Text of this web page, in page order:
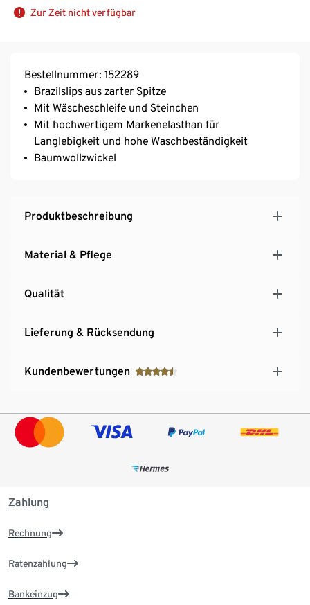
Zur Zeit nicht verfügbar
Bestellnummer: 152289
Brazilslips aus zarter Spitze
Mit Wäscheschleife und Steinchen
Mit hochwertigem Markenelasthan für
Langlebigkeit und hohe Waschbeständigkeit
Baumwollzwickel
Produktbeschreibung
Material & Pflege
Qualität
Lieferung & Rücksendung
Kundenbewertungen
Zahlung
Rechnung
Ratenzahlung
Bankeinzug